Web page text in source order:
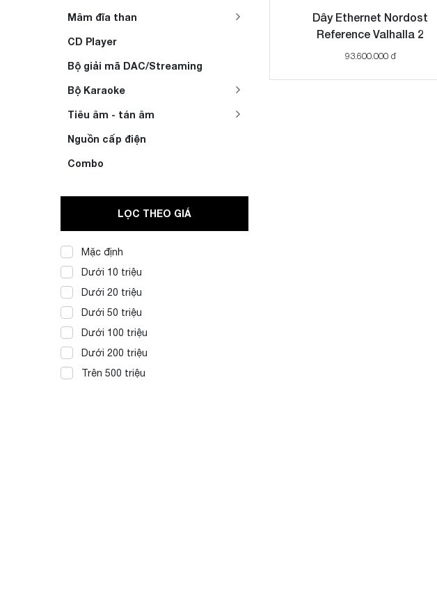
Mâm đĩa than
CD Player
Bộ giải mã DAC/Streaming
Bộ Karaoke
Tiêu âm - tán âm
Nguồn cấp điện
Combo
LỌC THEO GIÁ
Mặc định
Dưới 10 triệu
Dưới 20 triệu
Dưới 50 triệu
Dưới 100 triệu
Dưới 200 triệu
Trên 500 triệu
Dây Ethernet Nordost
Reference Valhalla 2
93.600.000 đ